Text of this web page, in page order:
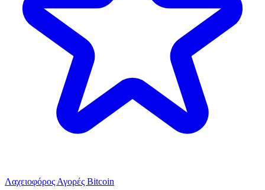
Λαχειοφόρος Αγορές Bitcoin